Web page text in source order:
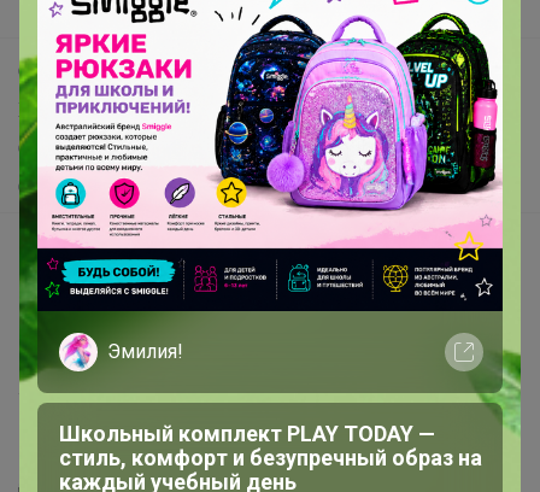
Поддержка альпак
Самое выгодное
Хиты продаж
Самое желанное
Самое быстрое
Начать зарабатывать с 24-ok
Picabox.ru - Лучшее место для ваших изображений
Розыгрыш - Генератор случайных чисел
Пульс нашего маркетплейса
Укорачиватель ссылок
Эмилия!
Школьный комплект PLAY TODAY —
стиль, комфорт и безупречный образ на
каждый учебный день